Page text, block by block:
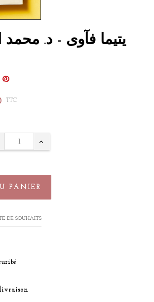
يتيما فآوى - د.
TTC
PANIER
DE SOUHAITS